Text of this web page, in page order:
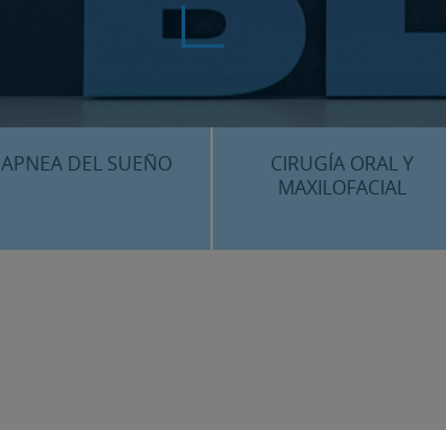
APNEA DEL SUEÑO
CIRUGÍA ORAL Y
MAXILOFACIAL